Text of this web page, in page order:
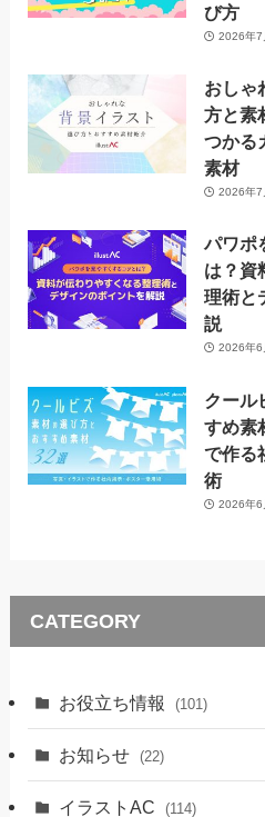
び方
2026年7
おしゃ
方と素
つかる
素材
2026年7
パワポ
は？資
理術と
説
2026年6
クール
すめ素
で作る
術
2026年6
CATEGORY
お役立ち情報 (101)
お知らせ (22)
イラストAC (114)